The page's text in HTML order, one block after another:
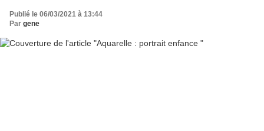
Publié le 06/03/2021 à 13:44
Par gene